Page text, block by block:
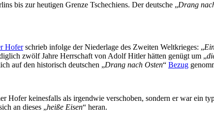
bis zur heutigen Grenze Tschechiens. Der deutsche „Drang
Hoferschrieb infolge der Niederlage des Zweiten Weltkrieges: „
zwölf Jahre Herrschaft von Adolf Hitler hätten genügt um „
auf den historisch deutschen „Drang nach Osten“ Bezug
Hofer keinesfalls als irgendwie verschoben, sondern er war ein
an dieses „heiße Eisen“ heran.